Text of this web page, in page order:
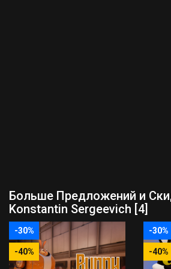
Больше Предложений и
Konstantin Sergeevich [4]
-30%
-40%
-30%
-40%